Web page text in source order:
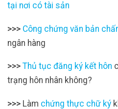
tại nơi có tài sản
>>> Công chứng văn bản
ngân hàng
>>> Thủ tục đăng ký kết hôn
trạng hôn nhân không?
>>> Làm chứng thực chữ ký